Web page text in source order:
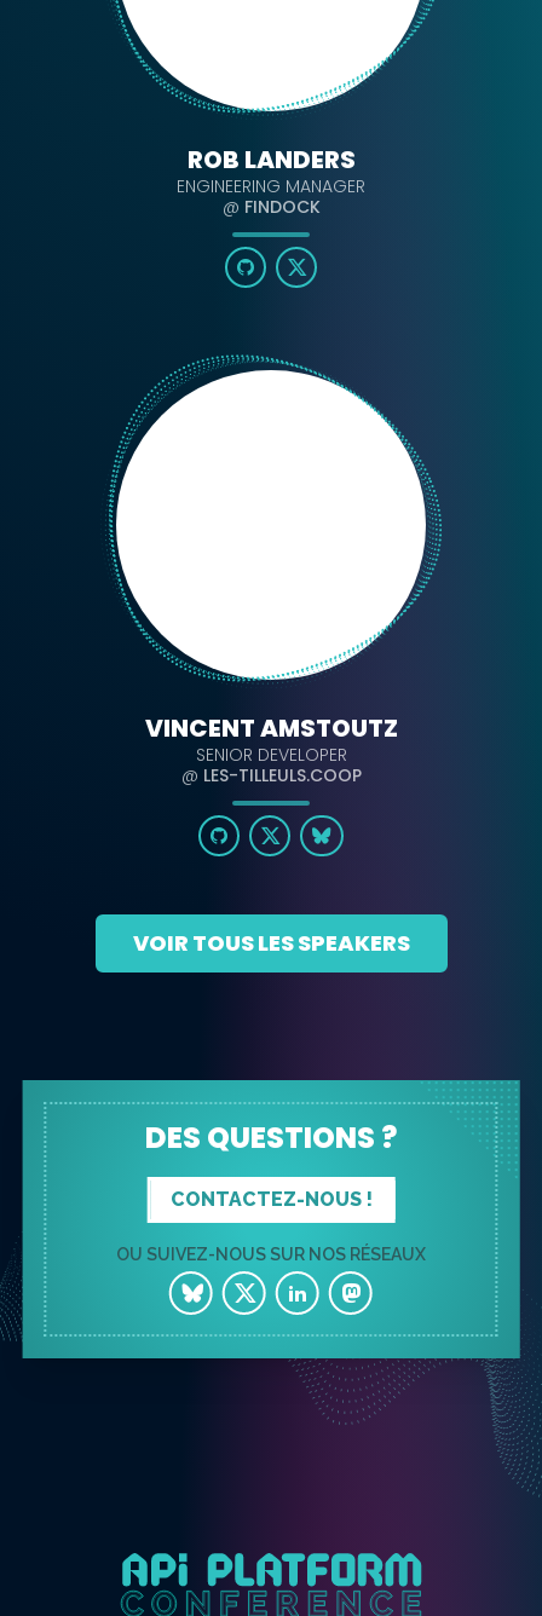
ROB LANDERS
ENGINEERING MANAGER
@ FINDOCK
VINCENT AMSTOUTZ
SENIOR DEVELOPER
@ LES-TILLEULS.COOP
VOIR TOUS LES SPEAKERS
DES QUESTIONS ?
CONTACTEZ-NOUS !
OU SUIVEZ-NOUS SUR NOS RÉSEAUX